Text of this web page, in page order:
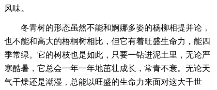
风味。
冬青树的形态虽然不能和婀娜多姿的杨柳相提并论，
也不能和高大的梧桐树相比，但它有着旺盛生命力，能四
季常绿。它的树枝也是如此，只要一钻进泥土里，无论严
寒酷暑，它总会一年一年地茁壮成长，常青不衰。无论天
气干燥还是潮湿，总能以旺盛的生命力来面对这大千世